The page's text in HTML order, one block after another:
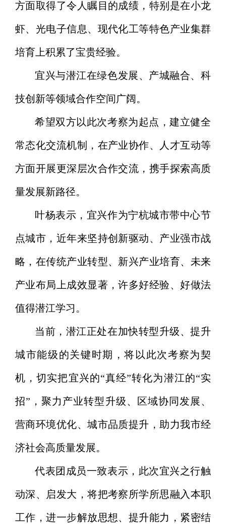
方面取得了令人瞩目的成绩，特别是在小龙
虾、光电子信息、现代化工等特色产业集群
培育上积累了宝贵经验。
宜兴与潜江在绿色发展、产城融合、科
技创新等领域合作空间广阔。
希望双方以此次考察为起点，建立健全
常态化交流机制，在产业协作、人才互动等
方面开展更深层次合作交流，携手探索高质
量发展新路径。
叶杨表示， 宜兴作为宁杭城市带中心节
点城市，近年来坚持创新驱动、产业强市战
略，在传统产业转型、新兴产业培育、未来
产业布局上成效显著，许多好经验、好做法
值得潜江学习。
当前，潜江正处在加快转型升级、提升
城市能级的关键时期，将以此次考察为契
机，切实把宜兴的“真经”转化为潜江的“实
招”，聚力产业转型升级、区域协同发展、
营商环境优化、城市品质提升，助力我市经
济社会高质量发展。
代表团成员一致表示，此次宜兴之行触
动深、启发大，将把考察所学所思融入本职
工作，进一步解放思想、提升能力，紧密结